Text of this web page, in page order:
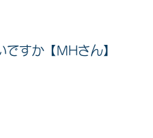
ですか【MHさん】